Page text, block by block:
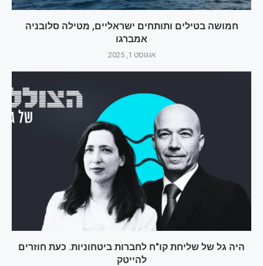
חמושה בטילים ותותחים ישראליים, מטילה סלובניה
אמברגו
אוגוסט 1, 2025
היה גל של שליחת קו"ח לחברות ביטחוניות. כעת חוזרים
להייטק